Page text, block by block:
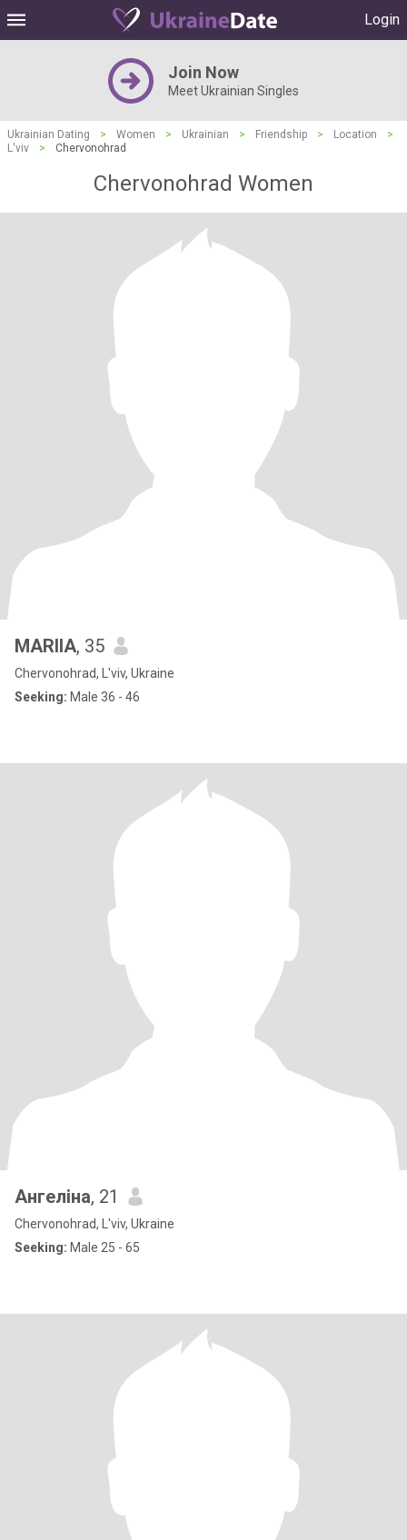
Login
Join Now
Meet Ukrainian Singles
Ukrainian Dating > Women > Ukrainian > Friendship > Location
>
L'viv
> Chervonohrad
Chervonohrad Women
MARIIA, 35
Chervonohrad, L'viv, Ukraine
Seeking: Male 36 - 46
Ангеліна, 21
Chervonohrad, L'viv, Ukraine
Seeking: Male 25 - 65